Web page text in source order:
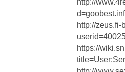
http://
http://zeus.fi-
https://